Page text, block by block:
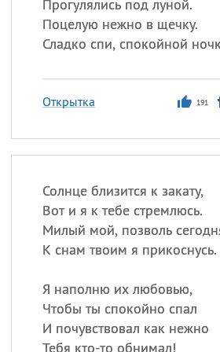
Прогулялись под луной.
Поцелую нежно в щечку.
Сладко спи, спокойной
Открытка 191
Солнце близится к закату,
Вот и я к тебе стремлюсь.
Милый мой, позволь
К снам твоим я прикоснусь.
Я наполню их любовью,
Чтобы ты спокойно спал
И почувствовал как нежно
Тебя кто-то обнимал!